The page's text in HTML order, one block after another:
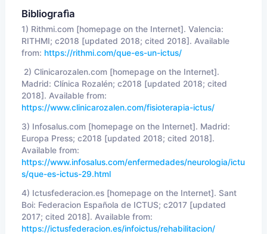
Bibliografìa
1) Rithmi.com [homepage on the Internet]. Valencia:
RITHMI; c2018 [updated 2018; cited 2018]. Available
from: https://rithmi.com/que-es-un-ictus/
2) Clinicarozalen.com [homepage on the Internet].
Madrid: Clínica Rozalén; c2018 [updated 2018; cited
2018]. Available from:
https://www.clinicarozalen.com/fisioterapia-ictus/
3) Infosalus.com [homepage on the Internet]. Madrid:
Europa Press; c2018 [updated 2018; cited 2018].
Available from:
https://www.infosalus.com/enfermedades/neurologia/ictu
s/que-es-ictus-29.html
4) Ictusfederacion.es [homepage on the Internet]. Sant
Boi: Federacion Española de ICTUS; c2017 [updated
2017; cited 2018]. Available from:
https://ictusfederacion.es/infoictus/rehabilitacion/